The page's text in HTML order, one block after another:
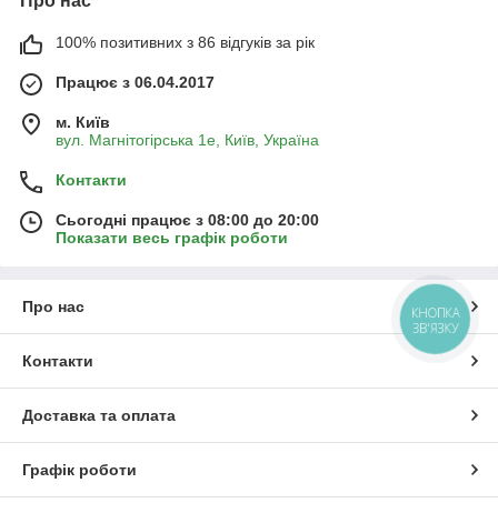
100% позитивних з 86 відгуків за рік
Працює з 06.04.2017
м. Київ
вул. Магнітогірська 1е, Київ, Україна
Контакти
Сьогодні працює з 08:00 до 20:00
Показати весь графік роботи
Про нас
Контакти
Доставка та оплата
Графік роботи
КНОПКА
ЗВ'ЯЗКУ